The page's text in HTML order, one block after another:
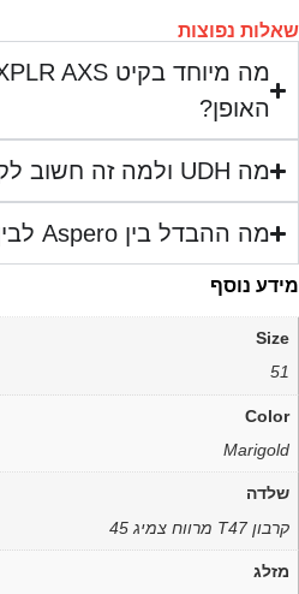
שאלות נפוצות
האופן?
מה UDH ולמה זה חשוב לקנות אופן עם תקן זה?
מה ההבדל בין Aspero לבין Aspero-5?
מידע נוסף
Size
51
Color
Marigold
שלדה
קרבון T47 מרווח צמיג 45
מזלג